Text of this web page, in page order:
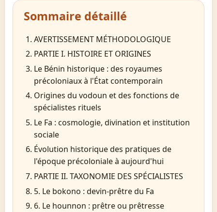
Sommaire détaillé
AVERTISSEMENT MÉTHODOLOGIQUE
PARTIE I. HISTOIRE ET ORIGINES
Le Bénin historique : des royaumes
précoloniaux à l'État contemporain
Origines du vodoun et des fonctions de
spécialistes rituels
Le Fa : cosmologie, divination et institution
sociale
Évolution historique des pratiques de
l'époque précoloniale à aujourd'hui
PARTIE II. TAXONOMIE DES SPÉCIALISTES
5. Le bokono : devin-prêtre du Fa
6. Le hounnon : prêtre ou prêtresse